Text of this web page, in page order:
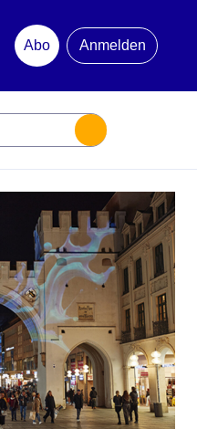
Abo
Anmelden